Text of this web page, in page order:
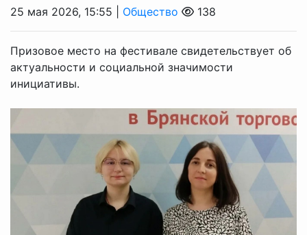
25 мая 2026, 15:55 | Общество 138
Призовое место на фестивале свидетельствует об
актуальности и социальной значимости
инициативы.